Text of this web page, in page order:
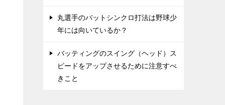
丸選手のバットシンクロ打法は野球少
年には向いているか？
バッティングのスイング（ヘッド）ス
ピードをアップさせるために注意すべ
きこと